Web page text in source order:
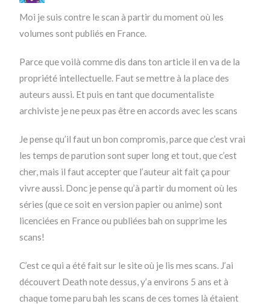
Moi je suis contre le scan à partir du moment où les
volumes sont publiés en France.
Parce que voilà comme dis dans ton article il en va de la
propriété intellectuelle. Faut se mettre à la place des
auteurs aussi. Et puis en tant que documentaliste
archiviste je ne peux pas être en accords avec les scans
Je pense qu’il faut un bon compromis, parce que c’est vrai
les temps de parution sont super long et tout, que c’est
cher, mais il faut accepter que l’auteur ait fait ça pour
vivre aussi. Donc je pense qu’à partir du moment où les
séries (que ce soit en version papier ou anime) sont
licenciées en France ou publiées bah on supprime les
scans!
C’est ce qui a été fait sur le site où je lis mes scans. J’ai
découvert Death note dessus, y’a environs 5 ans et à
chaque tome paru bah les scans de ces tomes là étaient